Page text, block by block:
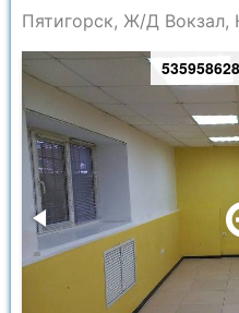
Пятигорск, Ж/Д Вокзал,